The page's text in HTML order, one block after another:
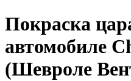
Покраска
автомобиле
(Шевроле